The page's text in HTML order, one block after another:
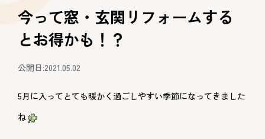
今って窓・玄関リフォームする
とお得かも！？
公開日:2021.05.02
5月に入ってとても暖かく過ごしやすい季節になってきました
ね